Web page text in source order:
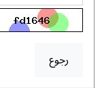
رجوع